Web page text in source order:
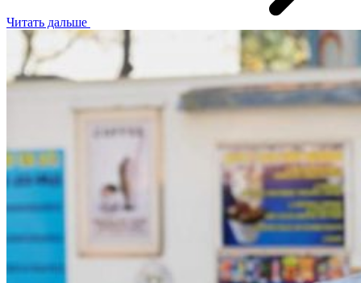
Читать дальше